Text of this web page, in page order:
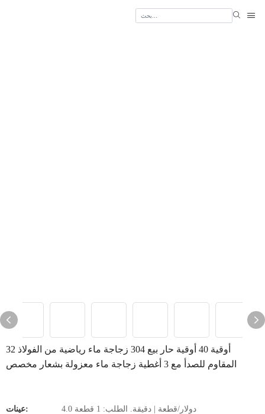
32 أوقية 40 أوقية حار بيع 304 زجاجة ماء رياضية من الفولاذ
المقاوم للصدأ مع 3 أغطية زجاجة ماء معزولة بشعار مخصص
عينات: 4.0 دولار/قطعة | دقيقة. الطلب: 1 قطعة